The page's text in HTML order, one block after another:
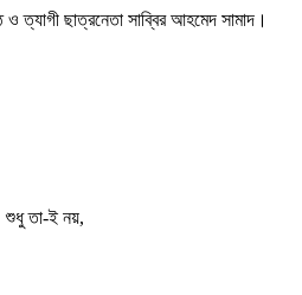
ত্যাগী ছাত্রনেতা সাব্বির আহমেদ সামাদ।
শুধু তা-ই নয়,